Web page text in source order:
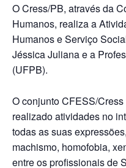
O Cress/PB, através da
Humanos, realiza a
Humanos e Serviço
Jéssica Juliana e a
(UFPB).
O conjunto CFESS/
realizado atividades no
todas as suas
machismo, homofobia,
entre os profissionais de